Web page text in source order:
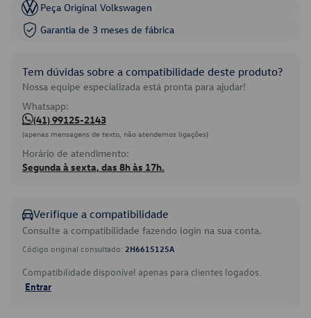
Peça Original Volkswagen
Garantia de 3 meses de fábrica
Tem dúvidas sobre a compatibilidade deste produto?
Nossa equipe especializada está pronta para ajudar!
Whatsapp:
(41) 99125-2143
(apenas mensagens de texto, não atendemos ligações)
Horário de atendimento:
Segunda à sexta, das 8h às 17h.
Verifique a compatibilidade
Consulte a compatibilidade fazendo login na sua conta.
Código original consultado: 2H6615125A
Compatibilidade disponível apenas para clientes logados.
Entrar